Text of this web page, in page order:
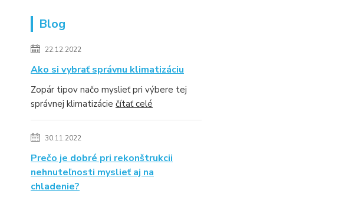
Blog
22.12.2022
Ako si vybrať správnu klimatizáciu
Zopár tipov načo myslieť pri výbere tej
správnej klimatizácie čítať celé
30.11.2022
Prečo je dobré pri rekonštrukcii
nehnuteľnosti myslieť aj na
chladenie?